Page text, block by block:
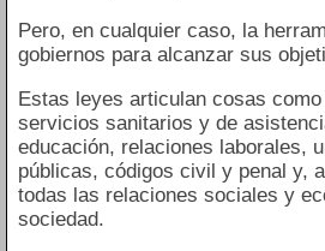
Pero, en cualquier caso, la
gobiernos para alcanzar sus
Estas leyes articulan cosas
servicios sanitarios y de
educación, relaciones laborales,
públicas, códigos civil y penal y,
todas las relaciones sociales y
sociedad.